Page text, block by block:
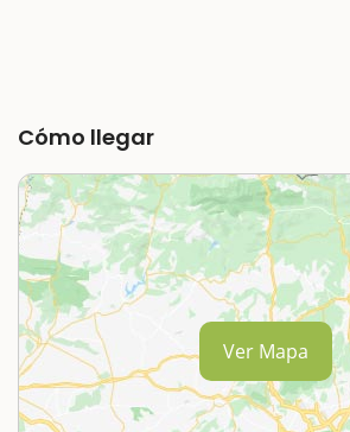
Cómo llegar
Ver Mapa